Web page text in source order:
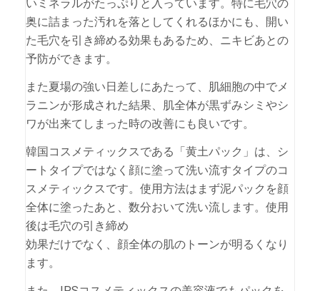
いミネラルがたっぷりと入っています。特に毛穴の
奥に詰まった汚れを落としてくれるほかにも、開い
た毛穴を引き締める効果もあるため、ニキビあとの
予防ができます。
また夏場の強い日差しにあたって、肌細胞の中でメ
ラニンが形成された結果、肌全体が黒ずみシミやシ
ワが出来てしまった時の改善にも良いです。
韓国コスメティックスである「黄土パック」は、シ
ートタイプではなく顔に塗って洗い流すタイプのコ
スメティックスです。使用方法はまず泥パックを顔
全体に塗ったあと、数分おいて洗い流します。使用
後は毛穴の引き締め
効果だけでなく、顔全体の肌のトーンが明るくなり
ます。